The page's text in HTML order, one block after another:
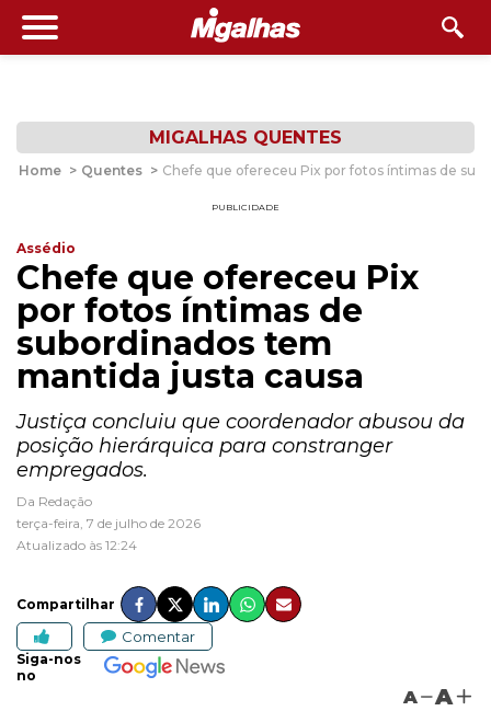
MIGALHAS QUENTES
Home > Quentes > Chefe que ofereceu Pix por fotos íntimas de
PUBLICIDADE
Assédio
Chefe que ofereceu Pix
por fotos íntimas de
subordinados tem
mantida justa causa
Justiça concluiu que coordenador abusou da
posição hierárquica para constranger
empregados.
Da Redação
terça-feira, 7 de julho de 2026
Atualizado às 12:24
Compartilhar
Comentar
Siga-nos
no
A A